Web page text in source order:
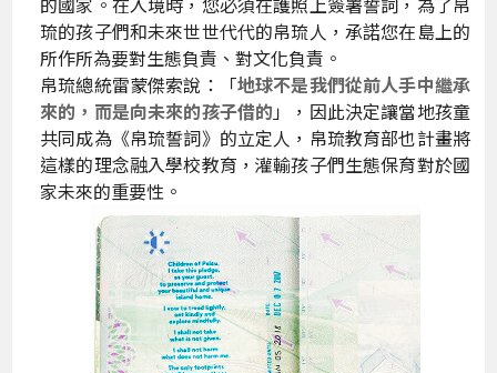
琉的孩子們和未來世世代代的帛琉人，承諾您在島上的
所作所為要對生態負責、對文化負責。
帛琉總統雷蒙傑索說：「地球不是我們從前人手中繼承
來的，而是向未來的孩子借的」，因此決定讓當地孩童
共同成為《帛琉誓詞》的立定人，帛琉教育部也計畫將
這樣的理念融入學校教育，灌輸孩子們生態保育對於國
家未來的重要性。